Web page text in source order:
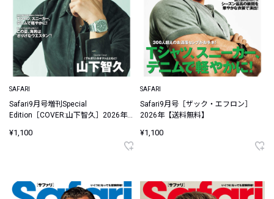
SAFARI
Safari9月号増刊Special
Edition［COVER:山下智久］2026年
¥1,100
SAFARI
Safari9月号［ザック・エフロン］
2026年【送料無料】
¥1,100